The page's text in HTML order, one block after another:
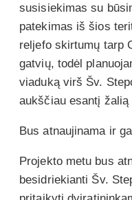
susisiekimas su
patekimas iš šios
reljefo skirtumų tarp
gatvių, todėl
viaduką virš Šv.
aukščiau esantį
Bus atnaujinama ir
Projekto metu bus
besidriekianti Šv.